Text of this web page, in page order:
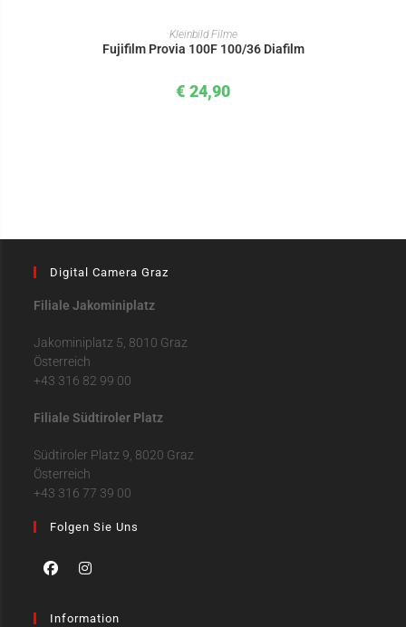
IN DEN WARENKORB
Kleinbild Filme
Fujifilm Provia 100F 100/36 Diafilm
€ 24,90
Digital Camera Graz
Filiale Jakominiplatz
Jakominiplatz 5, 8010 Graz
Österreich
+43 316 82 99 00
Filiale Südtiroler Platz
Südtiroler Platz 9, 8020 Graz
Österreich
+43 316 77 39 00
Folgen Sie Uns
Information